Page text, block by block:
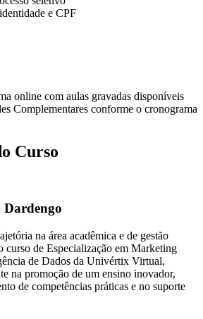
e CPF
online com aulas gravadas disponíveis
Complementares conforme o cronograma
Curso
Dardengo
na área acadêmica e de gestão
curso de Especialização em Marketing
de Dados da Univértix Virtual,
na promoção de um ensino inovador,
de competências práticas e no suporte